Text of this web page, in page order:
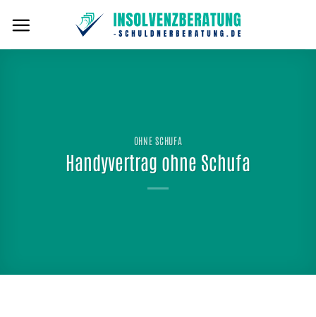
Inhalt
springen
OHNE SCHUFA
Handyvertrag ohne Schufa